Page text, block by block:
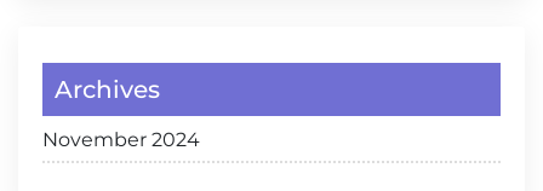
Archives
November 2024